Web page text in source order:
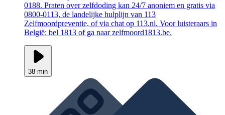
0188. Praten over zelfdoding kan 24/7 anoniem en gratis via
0800-0113, de landelijke hulplijn van 113
Zelfmoordpreventie, of via chat op 113.nl. Voor luisteraars in
België: bel 1813 of ga naar zelfmoord1813.be.
38 min